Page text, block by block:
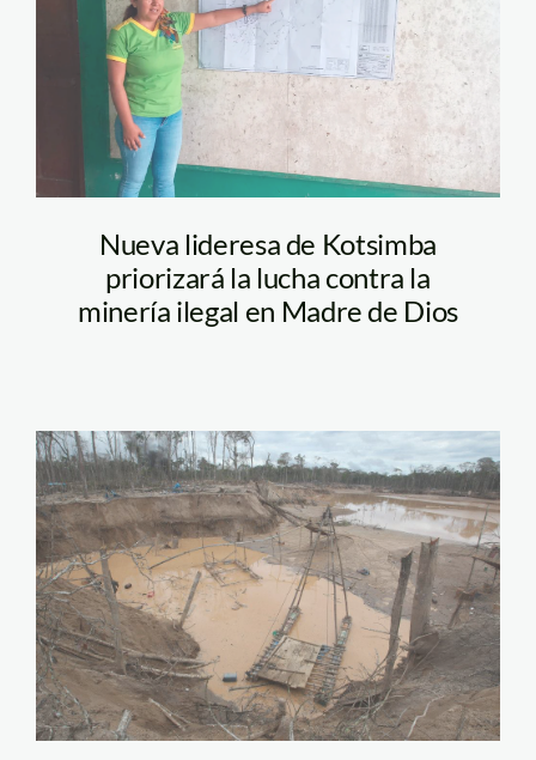
Nueva lideresa de Kotsimba
priorizará la lucha contra la
minería ilegal en Madre de Dios